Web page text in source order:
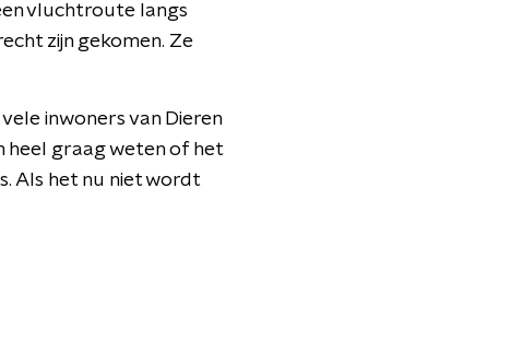
vluchtroute langs
zijn gekomen. Ze
inwoners van Dieren
heel graag weten of het
Als het nu niet wordt